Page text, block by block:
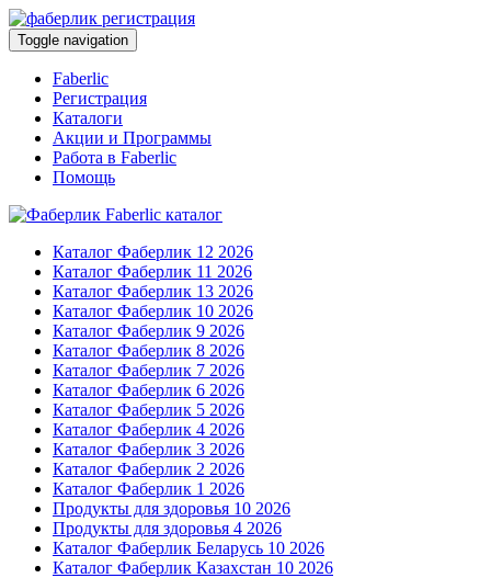
Toggle navigation
Faberlic
Регистрация
Каталоги
Акции и Программы
Работа в Faberlic
Помощь
Каталог Фаберлик 12 2026
Каталог Фаберлик 11 2026
Каталог Фаберлик 13 2026
Каталог Фаберлик 10 2026
Каталог Фаберлик 9 2026
Каталог Фаберлик 8 2026
Каталог Фаберлик 7 2026
Каталог Фаберлик 6 2026
Каталог Фаберлик 5 2026
Каталог Фаберлик 4 2026
Каталог Фаберлик 3 2026
Каталог Фаберлик 2 2026
Каталог Фаберлик 1 2026
Продукты для здоровья 10 2026
Продукты для здоровья 4 2026
Каталог Фаберлик Беларусь 10 2026
Каталог Фаберлик Казахстан 10 2026